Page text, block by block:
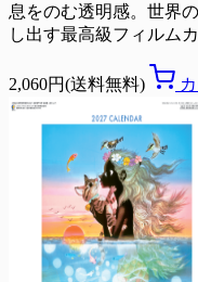
息をのむ透明感。世界
し出す最高級フィルム
2,060円(送料無料)